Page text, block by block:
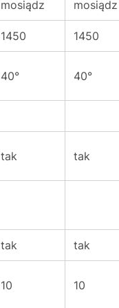
mosiądz mosiądz
1450 1450
40° 40°
tak tak
tak tak
10 10